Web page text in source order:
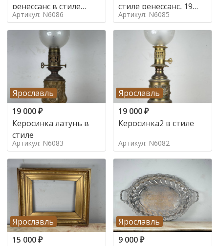
ренессанс в стиле
ренессанс,
Артикул: N6086
стиле ренессанс, 19
век
Артикул: N6085
Ярославль
19 000₽
Керосинка латунь в
стиле
Артикул: N6083
Ярославль
19 000₽
Керосинка2 в стиле
Артикул: N6082
Ярославль
15 000₽
Ярославль
9 000₽